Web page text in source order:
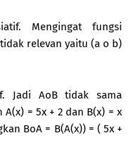
Mengingat fungsi
relevan yaitu (a o b)
Jadi AoB tidak sama
= 5x + 2 dan B(x) = x
BoA = B(A(x)) = ( 5x +